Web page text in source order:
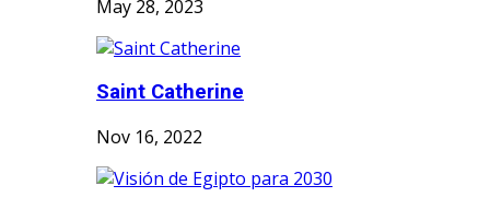
May 28, 2023
Saint Catherine
Nov 16, 2022